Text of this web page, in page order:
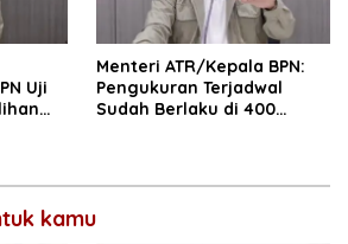
Uji
Menteri ATR/Kepala BPN:
Pengukuran Terjadwal
Sudah Berlaku di 400
kamu